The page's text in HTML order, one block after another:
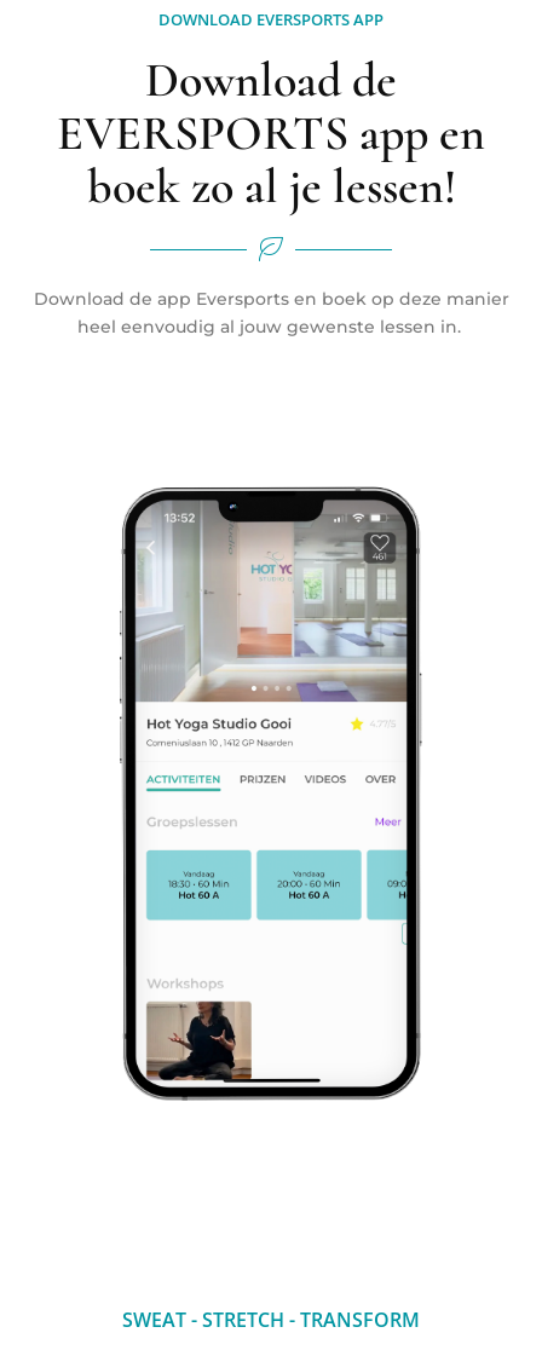
DOWNLOAD EVERSPORTS APP
Download de
EVERSPORTS app en
boek zo al je lessen!
Download de app Eversports en boek op deze manier
heel eenvoudig al jouw gewenste lessen in.
SWEAT - STRETCH - TRANSFORM